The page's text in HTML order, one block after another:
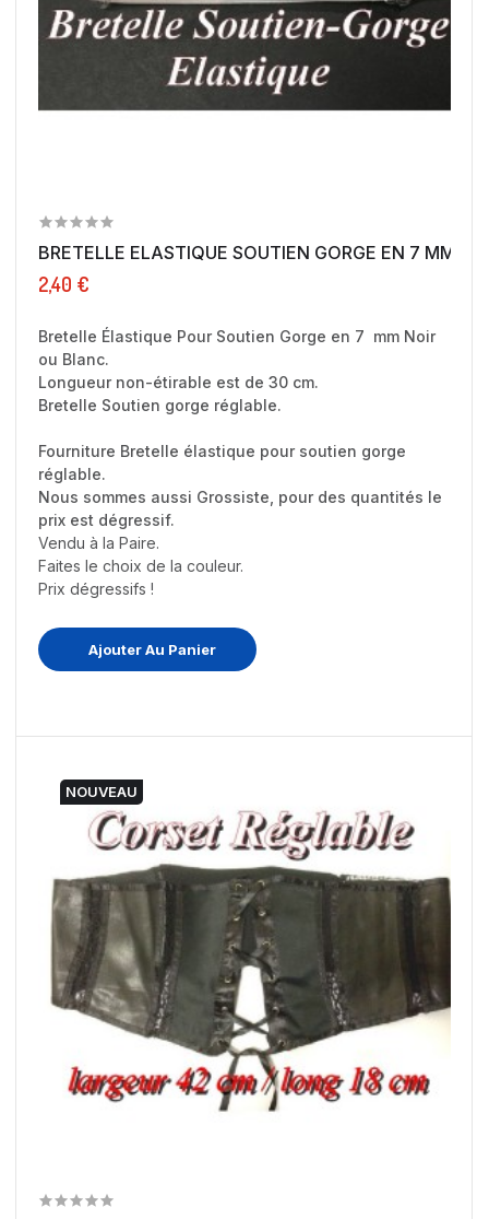
BRETELLE ELASTIQUE SOUTIEN GORGE EN 7 MM
2,40 €
Bretelle Élastique Pour Soutien Gorge en 7 mm Noir
ou Blanc.
Longueur non-étirable est de 30 cm.
Bretelle Soutien gorge réglable.
Fourniture Bretelle élastique pour soutien gorge
réglable.
Nous sommes aussi Grossiste, pour des quantités le
prix est dégressif.
Vendu à la Paire.
Faites le choix de la couleur.
Prix dégressifs !
Ajouter Au Panier
NOUVEAU